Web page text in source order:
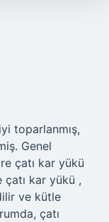
toparlanmış,
Genel
çatı kar yükü
çatı kar yükü ,
ve kütle
çatı